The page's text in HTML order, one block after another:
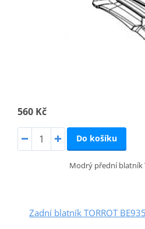
560 Kč
Do košíku
Modrý přední blatník
Zadní blatník TORROT